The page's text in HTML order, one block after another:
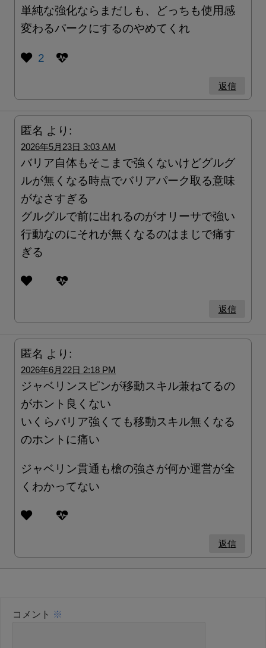
単純な強化ならまだしも、どっちも使用感
変わるパークにするのやめてくれ
2
返信
匿名 より:
2026年5月23日 3:03 AM
バリア自体もそこまで強くないけどグルグ
ルが無くなる時点でバリアパーク取る意味
がなさすぎる
グルグルで前に出れるのがオリーサで強い
行動なのにそれが無くなるのはまじで痛す
ぎる
返信
匿名 より:
2026年6月22日 2:18 PM
ジャベリンスピンが移動スキル兼ねてるの
がホント良くない
いくらバリア強くても移動スキル無くなる
のホントに痛い
ジャベリン貫通も槍の強さが何か運営が全
くわかってない
返信
コメント ※